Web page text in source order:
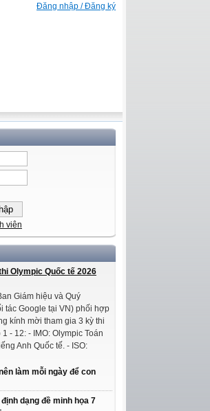
Đăng nhập / Đăng ký
viên
Olympic Quốc tế 2026
Giám hiệu và Quý
tác Google tại VN) phối hợp
kính mời tham gia 3 kỳ thi
- 12: - IMO: Olympic Toán
Anh Quốc tế. - ISO:
làm mỗi ngày để con
dạng đề minh họa 7